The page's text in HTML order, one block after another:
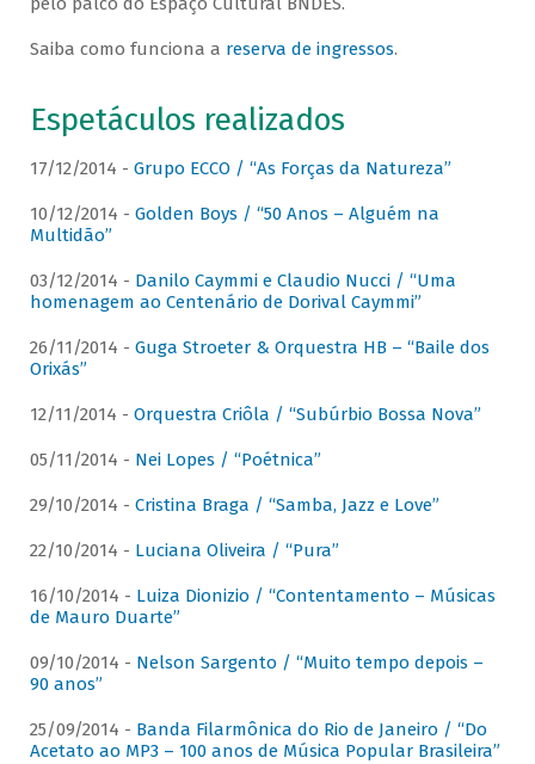
Saiba como funciona a reserva de ingressos.
Espetáculos realizados
17/12/2014 - Grupo ECCO / “As Forças da Natureza”
10/12/2014 - Golden Boys / “50 Anos – Alguém na
Multidão”
03/12/2014 - Danilo Caymmi e Claudio Nucci / “Uma
homenagem ao Centenário de Dorival Caymmi”
26/11/2014 - Guga Stroeter & Orquestra HB – “Baile dos
Orixás”
12/11/2014 - Orquestra Criôla / “Subúrbio Bossa Nova”
05/11/2014 - Nei Lopes / “Poétnica”
29/10/2014 - Cristina Braga / “Samba, Jazz e Love”
22/10/2014 - Luciana Oliveira / “Pura”
16/10/2014 - Luiza Dionizio / “Contentamento – Músicas
de Mauro Duarte”
09/10/2014 - Nelson Sargento / “Muito tempo depois –
90 anos”
25/09/2014 - Banda Filarmônica do Rio de Janeiro / “Do
Acetato ao MP3 – 100 anos de Música Popular Brasileira”